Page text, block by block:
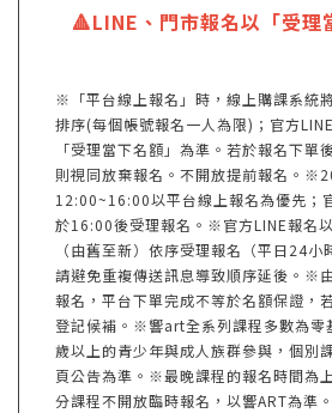
🔺LINE、門市報名以「受理
※「平台線上報名」時，線上購課系統
排序(每個帳號報名一人為限)；官方
「受理當下名額」為準。若於報名下單
則視同放棄報名。不開放提前報名。
12:00~16:00以平台線上報名為優先；
於16:00後受理報名。※官方LINE報名
（由舊至新）依序受理報名（平日24小
請避免重複傳送訊息導致順序延後。※
報名，平台下單完成不等於名額保證，
登記候補。※響art全系列課程多數為零
歲以上的青少年與成人族群參與，個別
頁公告為準。※最晚課程的報名時間為
分課程不開放臨時報名，以響ART為準